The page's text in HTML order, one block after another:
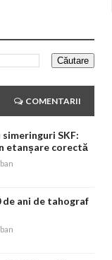
COMENTARII
SKF:
etanșare corectă
ani de tahograf